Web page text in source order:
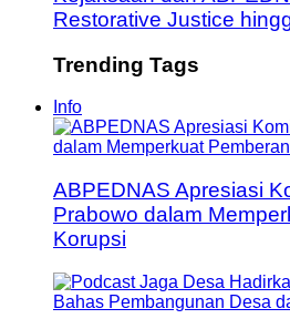
Restorative Justice
Trending Tags
Info
ABPEDNAS Apresiasi
Prabowo dalam
Korupsi